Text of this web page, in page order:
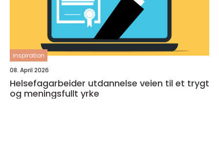
inspiration
08. April 2026
Helsefagarbeider utdannelse veien til et trygt
og meningsfullt yrke